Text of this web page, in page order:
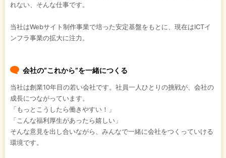
れない、そんな仕事です。
当社はWebサイト制作事業で培った安定基盤をもとに、現在はICTイ
ンフラ事業の拡大に注力。
会社の“これから”を一緒につくる
当社は創業10年目の若い会社です。社員一人ひとりの挑戦が、会社の
成長につながっています。
「もっとこうしたら働きやすい！」
「こんな福利厚生があったら嬉しい」
そんな意見を出し合いながら、みんなで一緒に会社をつくっていける
環境です。